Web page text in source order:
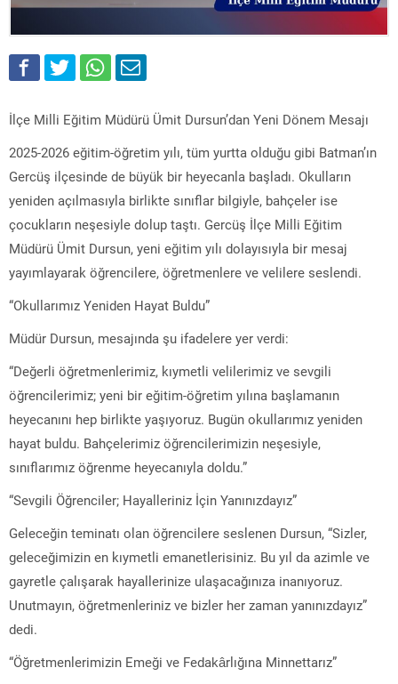
İlçe Milli Eğitim Müdürü Ümit Dursun’dan Yeni Dönem Mesajı
2025-2026 eğitim-öğretim yılı, tüm yurtta olduğu gibi Batman’ın
Gercüş ilçesinde de büyük bir heyecanla başladı. Okulların
yeniden açılmasıyla birlikte sınıflar bilgiyle, bahçeler ise
çocukların neşesiyle dolup taştı. Gercüş İlçe Milli Eğitim
Müdürü Ümit Dursun, yeni eğitim yılı dolayısıyla bir mesaj
yayımlayarak öğrencilere, öğretmenlere ve velilere seslendi.
“Okullarımız Yeniden Hayat Buldu”
Müdür Dursun, mesajında şu ifadelere yer verdi:
“Değerli öğretmenlerimiz, kıymetli velilerimiz ve sevgili
öğrencilerimiz; yeni bir eğitim-öğretim yılına başlamanın
heyecanını hep birlikte yaşıyoruz. Bugün okullarımız yeniden
hayat buldu. Bahçelerimiz öğrencilerimizin neşesiyle,
sınıflarımız öğrenme heyecanıyla doldu.”
“Sevgili Öğrenciler; Hayalleriniz İçin Yanınızdayız”
Geleceğin teminatı olan öğrencilere seslenen Dursun, “Sizler,
geleceğimizin en kıymetli emanetlerisiniz. Bu yıl da azimle ve
gayretle çalışarak hayallerinize ulaşacağınıza inanıyoruz.
Unutmayın, öğretmenleriniz ve bizler her zaman yanınızdayız”
dedi.
“Öğretmenlerimizin Emeği ve Fedakârlığına Minnettarız”